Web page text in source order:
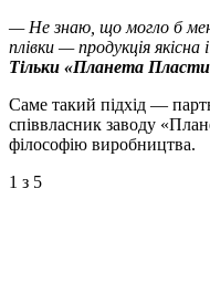
— Не знаю, що могло б
плівки — продукція якісна
Тільки «Планета
Саме такий підхід —
співвласник заводу
філософію виробництва.
1 з 5